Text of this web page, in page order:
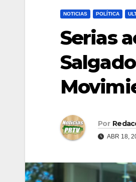
NOTICIAS POLÍTICA
Serias
Por
ABR 18,